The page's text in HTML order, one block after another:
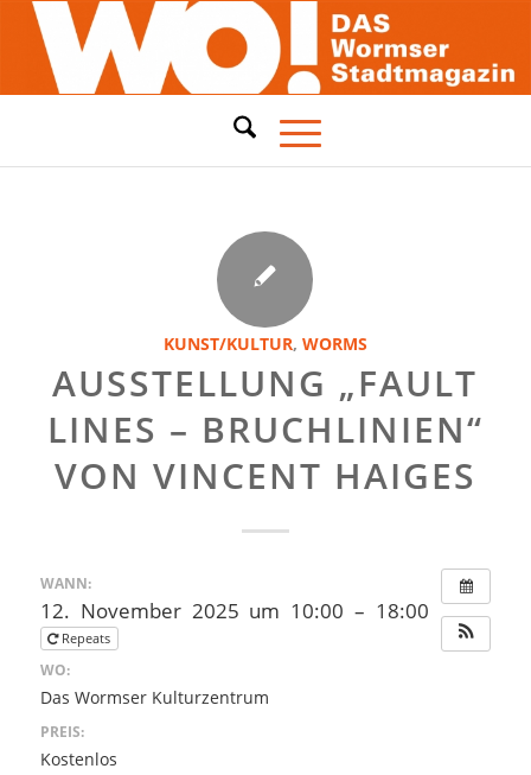
KUNST/KULTUR, WORMS
AUSSTELLUNG „FAULT
LINES – BRUCHLINIEN“
VON VINCENT HAIGES
WANN:
12. November 2025 um 10:00 – 18:00
Repeats
WO:
Das Wormser Kulturzentrum
PREIS:
Kostenlos